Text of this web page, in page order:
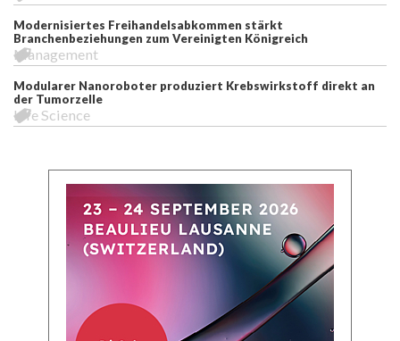
Modernisiertes Freihandelsabkommen stärkt
Branchenbeziehungen zum Vereinigten Königreich
Management
Modularer Nanoroboter produziert Krebswirkstoff direkt an
der Tumorzelle
Life Science